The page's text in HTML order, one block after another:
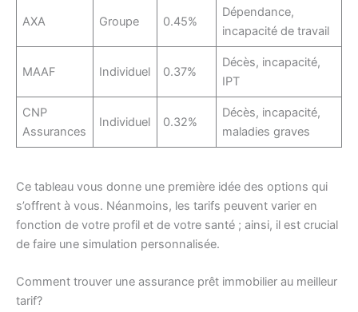
AXA Groupe 0.45%
Dépendance,
incapacité de travail
MAAF Individuel 0.37%
Décès, incapacité,
IPT
CNP
Assurances
Individuel 0.32%
Décès, incapacité,
maladies graves
Ce tableau vous donne une première idée des options qui
s’offrent à vous. Néanmoins, les tarifs peuvent varier en
fonction de votre profil et de votre santé ; ainsi, il est crucial
de faire une simulation personnalisée.
Comment trouver une assurance prêt immobilier au meilleur
tarif?